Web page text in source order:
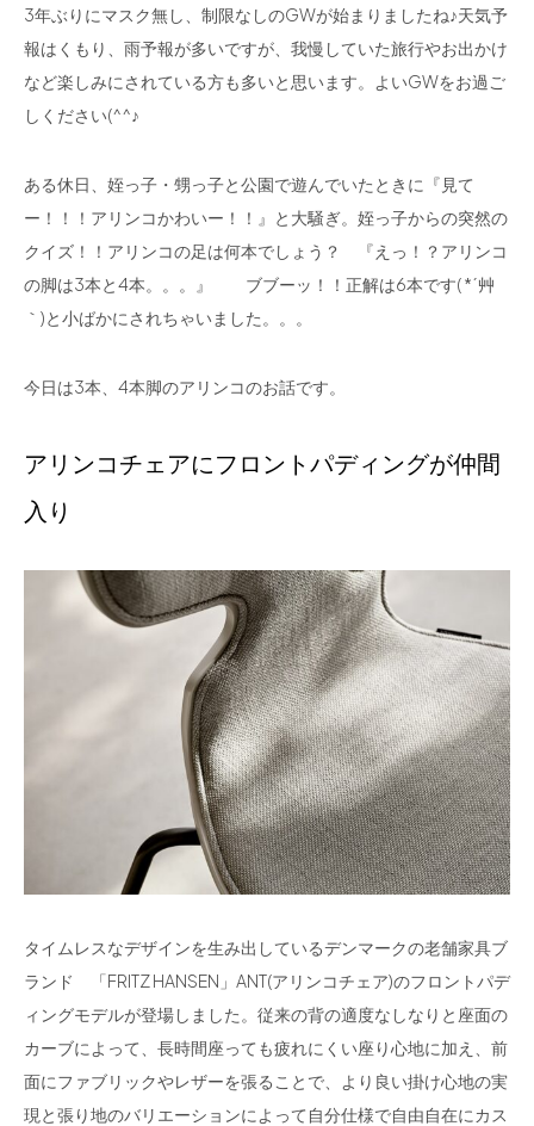
3年ぶりにマスク無し、制限なしのGWが始まりましたね♪天気予
報はくもり、雨予報が多いですが、我慢していた旅行やお出かけ
など楽しみにされている方も多いと思います。よいGWをお過ご
しください(^^♪
ある休日、姪っ子・甥っ子と公園で遊んでいたときに『見て
ー！！！アリンコかわいー！！』と大騒ぎ。姪っ子からの突然の
クイズ！！アリンコの足は何本でしょう？ 『えっ！？アリンコ
の脚は3本と4本。。。』 ブブーッ！！正解は6本です( *´艸
｀)と小ばかにされちゃいました。。。
今日は3本、4本脚のアリンコのお話です。
アリンコチェアにフロントパディングが仲間
入り
タイムレスなデザインを生み出しているデンマークの老舗家具ブ
ランド 「FRITZ HANSEN」ANT(アリンコチェア)のフロントパデ
ィングモデルが登場しました。従来の背の適度なしなりと座面の
カーブによって、長時間座っても疲れにくい座り心地に加え、前
面にファブリックやレザーを張ることで、より良い掛け心地の実
現と張り地のバリエーションによって自分仕様で自由自在にカス